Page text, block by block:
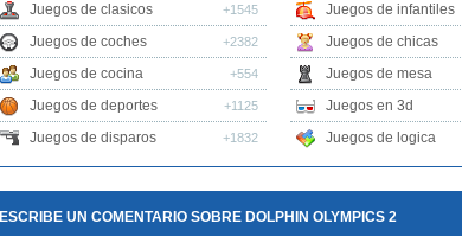
Juegos de clasicos +1545
Juegos de coches +2382
Juegos de cocina +554
Juegos de deportes +1125
Juegos de disparos +1832
Juegos de infantiles
Juegos de chicas
Juegos de mesa
Juegos en 3d
Juegos de logica
ESCRIBE UN COMENTARIO SOBRE DOLPHIN OLYMPICS 2